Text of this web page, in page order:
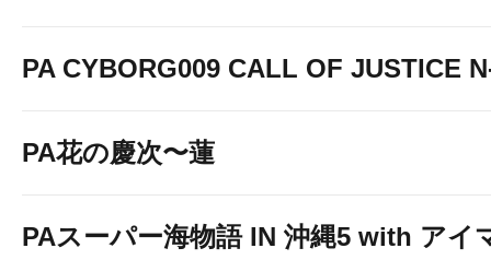
PA CYBORG009 CALL OF JUSTICE
PA花の慶次〜蓮
PAスーパー海物語 IN 沖縄5 with アイ